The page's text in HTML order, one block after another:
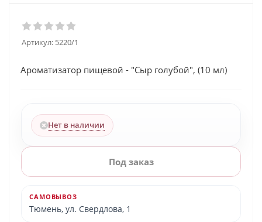
Артикул: 5220/1
Ароматизатор пищевой - "Сыр голубой", (10 мл)
Нет в наличии
Под заказ
САМОВЫВОЗ
Тюмень, ул. Свердлова, 1